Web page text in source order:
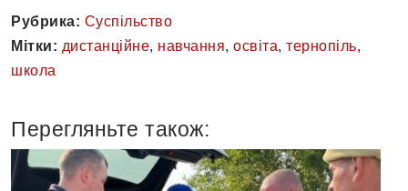
Рубрика: Суспільство
Мітки: дистанційне, навчання, освіта, тернопіль,
школа
Перегляньте також: